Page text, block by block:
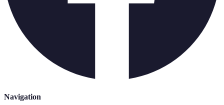
Navigation